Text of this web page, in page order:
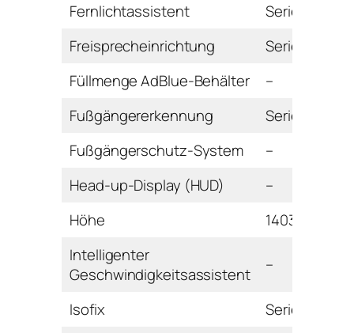
Fernlichtassistent
Serie
Freisprecheinrichtung
Serie
Füllmenge AdBlue-Behälter
–
Fußgängererkennung
Serie
Fußgängerschutz-System
–
Head-up-Display (HUD)
–
Höhe
1403 mm
Intelligenter
Geschwindigkeitsassistent
–
Isofix
Serie